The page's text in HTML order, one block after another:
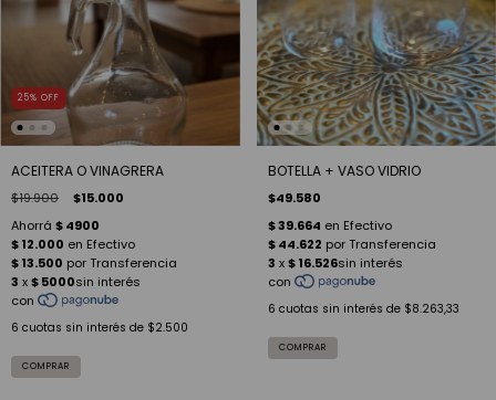
25% OFF
ACEITERA O VINAGRERA
$19.900 $15.000
6 cuotas sin interés de $2.500
BOTELLA + VASO VIDRIO
$49.580
6 cuotas sin interés de $8.263,33